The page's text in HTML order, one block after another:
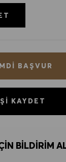
BAŞVUR
KAYDET
BILDIRIM